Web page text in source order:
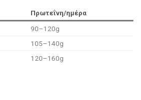
Πρωτεΐνη/ημέρα
90–120g
105–140g
120–160g